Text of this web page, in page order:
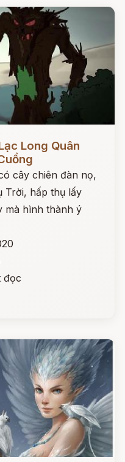
Long Quân
cây chiên đàn nọ,
Trời, hấp thụ lấy
mà hình thành ý
đọc